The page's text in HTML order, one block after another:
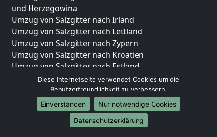
und Herzegowina
Umzug von Salzgitter nach Irland
Umzug von Salzgitter nach Lettland
Umzug von Salzgitter nach Zypern
Umzug von Salzgitter nach Kroatien
Umzug von Salzgitter nach Estland
Umzug von Salzgitter nach Finnland
Umzug von Salzgitter nach Frankreich
Umzug von Salzgitter nach Griechenland
Umzug von Salzgitter nach Italien
Umzug von Salzgitter nach Liechtenstein
Diese Internetseite verwendet Cookies um die
Benutzerfreundlichkeit zu verbessern.
Einverstanden
Nur notwendige Cookies
Datenschutzerklärung